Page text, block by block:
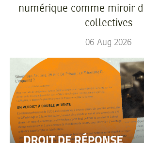
numérique comme miroir
collectives
06 Aug 2026